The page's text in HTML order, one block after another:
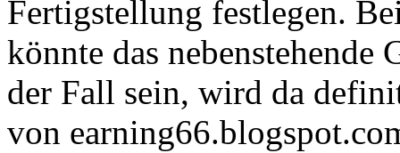
Fertigstellung festlegen.
könnte das
der Fall sein, wird da
von